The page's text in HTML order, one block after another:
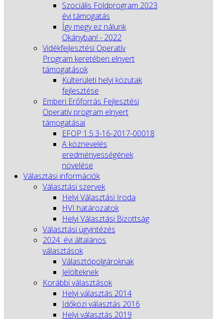
Szociális Földprogram 2023
évi támogatás
Így megy ez nálunk
Okányban! - 2022
Vidékfejlesztési Operatív
Program keretében elnyert
támogatások
Külterületi helyi közutak
fejlesztése
Emberi Erőforrás Fejlesztési
Operatív program elnyert
támogatásai
EFOP 1.5.3-16-2017-00018
A köznevelés
eredményességének
növelése
Választási információk
Választási szervek
Helyi Választási Iroda
HVI határozatok
Helyi Választási Bizottság
Választási ügyintézés
2024. évi általános
választások
Választópolgároknak
Jelölteknek
Korábbi választások
Helyi választás 2014
Időközi választás 2016
Helyi választás 2019